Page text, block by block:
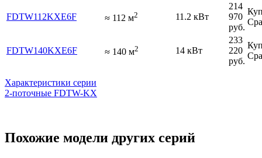
FDTW112KXE6F ≈ 112 м2 11.2 кВт
214
970
руб.
FDTW140KXE6F ≈ 140 м2 14 кВт
233
220
руб.
Характеристики серии
2-поточные FDTW-KX
Похожие модели других серий